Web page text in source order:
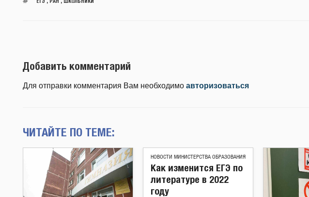
Добавить комментарий
Для отправки комментария Вам необходимо авторизоваться
ЧИТАЙТЕ ПО ТЕМЕ:
НОВОСТИ МИНИСТЕРСТВА ОБРАЗОВАНИЯ
Как изменится ЕГЭ по
литературе в 2022
году